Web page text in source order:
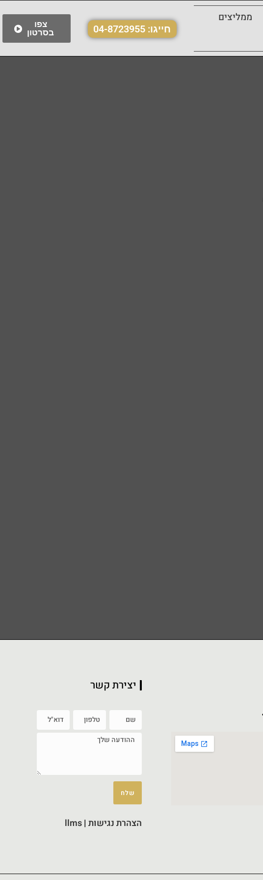
ממליצים
חייגו: 04-8723955
צפו
בסרטון
יצירת קשר
שלח
הצהרת נגישות|
llms